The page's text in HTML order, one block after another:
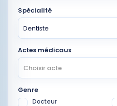
Spécialité
Dentiste
Actes médicaux
Choisir acte
Genre
Docteur